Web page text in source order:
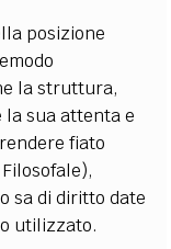
posizione
la struttura,
sua attenta e
fiato
sa di diritto date
utilizzato.